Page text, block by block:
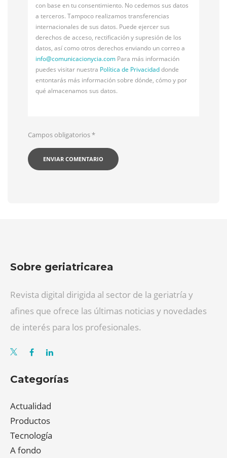
con base en tu consentimiento. No cedemos sus datos
a terceros. Tampoco realizamos transferencias
internacionales de sus datos. Puede ejercer sus
derechos de acceso, rectificación y supresión de los
datos, así como otros derechos enviando un correo a
info@comunicacionycia.com Para más información
puedes visitar nuestra Política de Privacidaddonde
entontarás más información sobre dónde, cómo y por
qué almacenamos sus datos.
Campos obligatorios*
Sobre geriatricarea
Revista digital dirigida al sector de la geriatría y
afines que ofrece las últimas noticias y novedades
de interés para los profesionales.
Categorías
Actualidad
Productos
Tecnología
A fondo